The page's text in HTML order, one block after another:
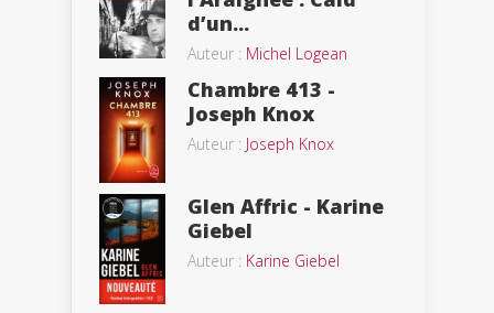
d’un...
Auteur : Michel Logean
Chambre 413 -
Joseph Knox
Auteur : Joseph Knox
Glen Affric - Karine
Giebel
Auteur : Karine Giebel